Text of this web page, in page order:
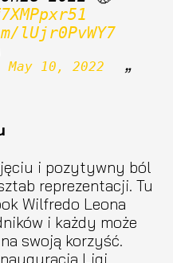
May 10, 2022
i pozytywny ból
reprezentacji. Tu
Wilfredo Leona
i każdy może
swoją korzyść.
Ligi